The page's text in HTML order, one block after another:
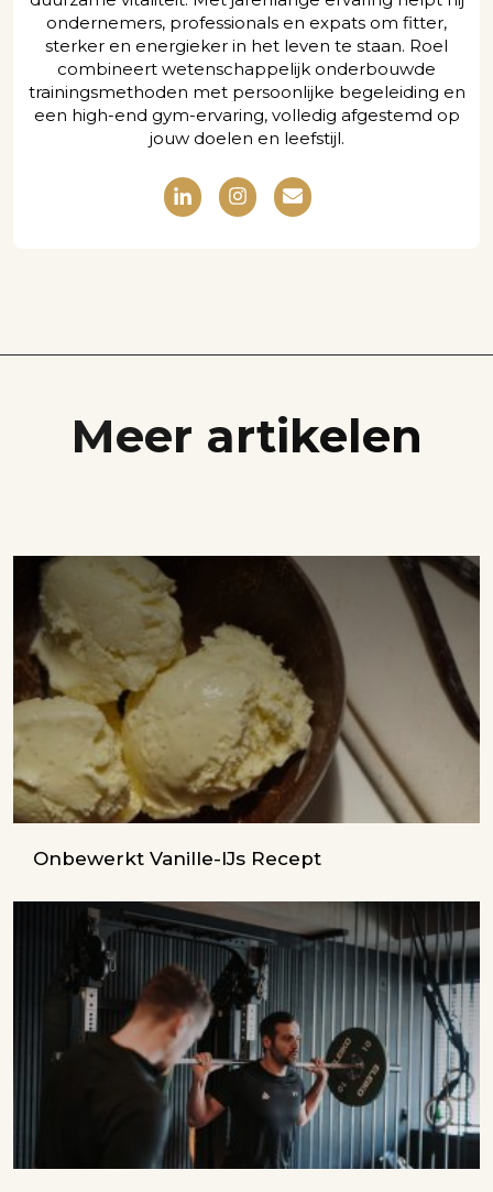
ondernemers, professionals en expats om fitter,
sterker en energieker in het leven te staan. Roel
combineert wetenschappelijk onderbouwde
trainingsmethoden met persoonlijke begeleiding en
een high-end gym-ervaring, volledig afgestemd op
jouw doelen en leefstijl.
Meer artikelen
Onbewerkt Vanille-IJs Recept